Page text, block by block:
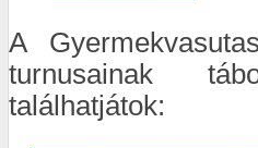
A
turnusainak
találhatjátok: